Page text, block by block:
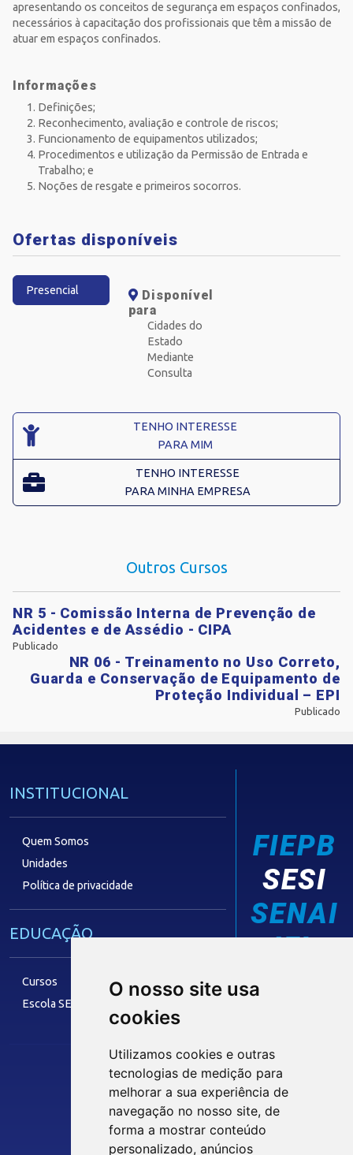
O nosso site usa
cookies
Utilizamos cookies e outras
tecnologias de medição para
melhorar a sua experiência de
navegação no nosso site, de
forma a mostrar conteúdo
personalizado, anúncios
apresentando os conceitos de segurança em espaços confinados,
necessários à capacitação dos profissionais que têm a missão de
atuar em espaços confinados.
Informações
Definições;
Reconhecimento, avaliação e controle de riscos;
Funcionamento de equipamentos utilizados;
Procedimentos e utilização da Permissão de Entrada e
Trabalho; e
Noções de resgate e primeiros socorros.
Ofertas disponíveis
Presencial
Disponível
para
Cidades do
Estado
Mediante
Consulta
TENHO INTERESSE
PARA MIM
TENHO INTERESSE
PARA MINHA EMPRESA
Outros Cursos
NR 5 - Comissão Interna de Prevenção de
Acidentes e de Assédio - CIPA
Publicado
NR 06 - Treinamento no Uso Correto,
Guarda e Conservação de Equipamento de
Proteção Individual – EPI
Publicado
INSTITUCIONAL
Quem Somos
Unidades
Política de privacidade
EDUCAÇÃO
Cursos
Escola SESI
FIEPB
SESI
SENAI
IEL
Siga nossas Redes Sociais
INTRANET